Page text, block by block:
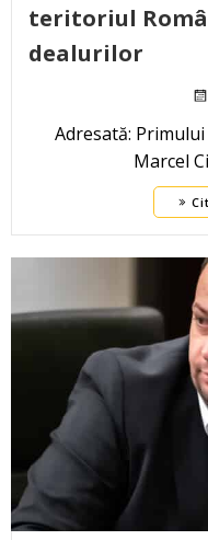
teritoriul
dealurilor
Adresată:
Marcel